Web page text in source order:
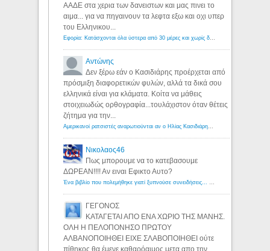
ΑΑΔΕ στα χερια των δανειστων και μας πινει το
αιμα... για να πηγαινουν τα λεφτα εξω και οχι υπερ
του Ελληνικου...
Αντώνης
Δεν ξέρω εάν ο Κασιδιάρης προέρχεται από
πρόσμιξη διαφορετικών φυλών, αλλά τα δικά σου
ελληνικά είναι για κλάματα. Κοίτα να μάθεις
στοιχειωδώς ορθογραφία...τουλάχιστον όταν θέτεις
ζήτημα για την...
Νικολαος46
Πως μπορουμε να το κατεβασουμε
ΔΩΡΕΑΝ!!!! Αν ειναι Εφικτο Αυτο?
ΓΕΓΟΝΟΣ
ΚΑΤΑΓΕΤΑΙ ΑΠΟ ΕΝΑ ΧΩΡΙΟ ΤΗΣ ΜΑΝΗΣ.
ΟΛΗ Η ΠΕΛΟΠΟΝΗΣΟ ΠΡΩΤΟΥ
ΑΛΒΑΝΟΠΟΙΗΘΕΙ ΕΙΧΕ ΣΛΑΒΟΠΟΙΗΘΕΙ ούτε
πίθηκος θα έμενε καθαρόαιμος μετα απο την